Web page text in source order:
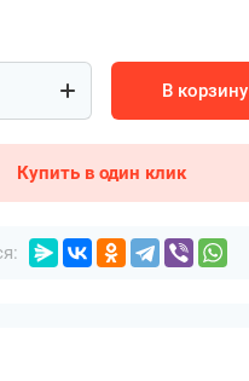
В корзину
Купить в один клик